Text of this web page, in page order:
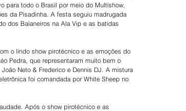
para todo o Brasil por meio do Multishow,
da Pisadinha. A festa seguiu madrugada
dos Baianeiros na Ala Vip e as batidas
o lindo show pirotécnico e as emoções do
Pedra, que representaram muito bem o
Neto & Frederico e Dennis DJ. A mistura
foi comandada por White Sheep no
Após o show pirotécnico e as